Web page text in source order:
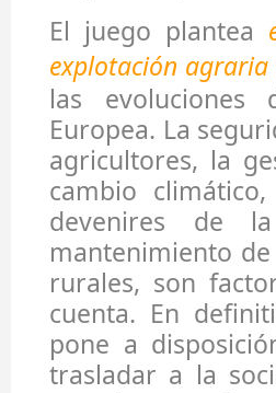
El juego plantea
explotación
las evoluciones
Europea. La
agricultores, la
cambio
devenires de
mantenimiento
rurales, son
cuenta. En
pone a
trasladar a la